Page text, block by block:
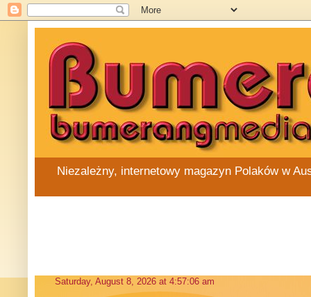
Niezależny, internetowy magazyn Polaków w